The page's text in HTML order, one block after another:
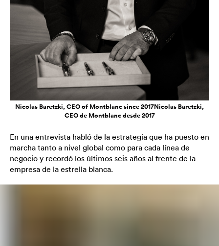
Nicolas Baretzki, CEO of Montblanc since 2017Nicolas Baretzki,
CEO de Montblanc desde 2017
En una entrevista habló de la estrategia que ha puesto en
marcha tanto a nivel global como para cada línea de
negocio y recordó los últimos seis años al frente de la
empresa de la estrella blanca.